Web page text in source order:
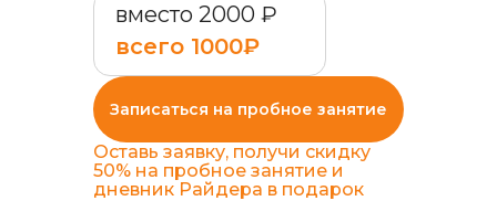
вместо 2000 ₽
всего 1000₽
Записаться на пробное занятие
Оставь заявку, получи скидку
50% на пробное занятие и
дневник Райдера в подарок